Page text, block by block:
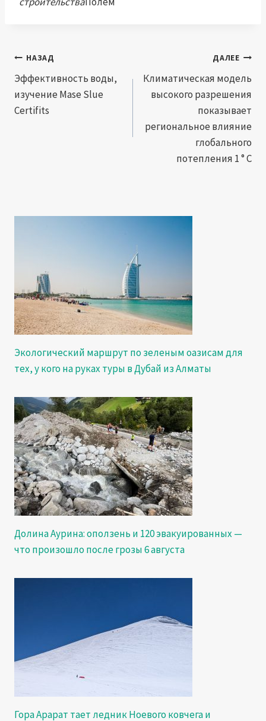
Навигация
по
записям
НАЗАД
Эффективность воды,
изучение Mase Slue
Certifits
ДАЛЕЕ
Климатическая модель
высокого разрешения
показывает
региональное влияние
глобального
потепления 1 ° C
Экологический маршрут по зеленым оазисам для
тех, у кого на руках туры в Дубай из Алматы
Долина Аурина: оползень и 120 эвакуированных —
что произошло после грозы 6 августа
Гора Арарат тает ледник Ноевого ковчега и